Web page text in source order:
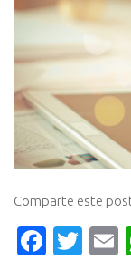
Comparte este